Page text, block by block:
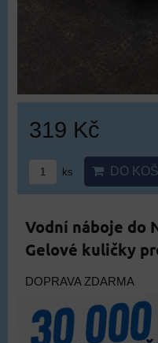
319 Kč
ks DO
Vodní náboje do
Gelové kuličky
DOPRAVA ZDARMA